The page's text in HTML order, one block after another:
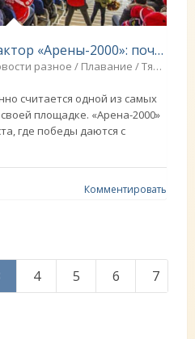
Домашний фактор «Арены-2000»: почему в Ярославле по-прежнему тяжело играть - «Ярославский спорт»
/ Плавание / Тяжелая атлетика / РЕЙТИНГ ФИФА / Многоборье / Игровые виды спорта / Синхронное плавание / ЛИГА ЧЕМПИОНОВ / Другие виды спорта / Спорт
считается одной из самых
площадке. «Арена-2000»
где победы даются с
Комментировать
4 5 6 7